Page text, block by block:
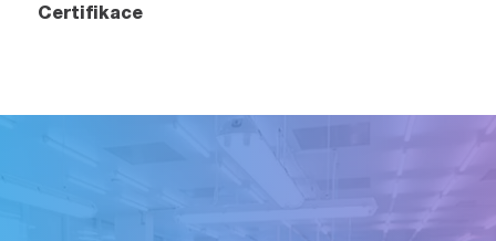
Certifikace